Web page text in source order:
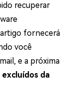
recuperar
artigo fornecerá
você
e a próxima
da